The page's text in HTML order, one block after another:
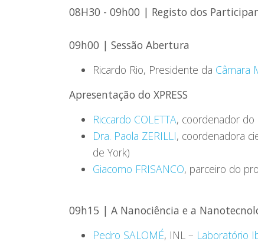
08H30 - 09h00 | Registo dos
09h00 | Sessão Abertura
Ricardo Rio, Presidente da Câmara
Apresentação do XPRESS
Riccardo COLETTA, coordenador do
Dra. Paola ZERILLI, coordenadora
de York)
Giacomo FRISANCO, parceiro do
09h15 | A Nanociência e a
Pedro SALOMÉ, INL – Laboratório